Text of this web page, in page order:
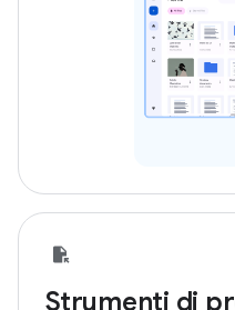
Strumenti di